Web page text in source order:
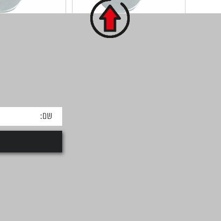
1.5-2.0 כמות בקופסא...